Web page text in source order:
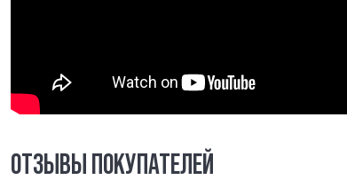
ОТЗЫВЫ ПОКУПАТЕЛЕЙ